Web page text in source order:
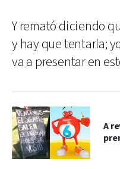
Y remató diciendo
y hay que tentarla;
va a presentar en
A